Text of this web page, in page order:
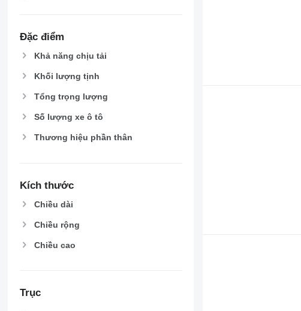
Đặc điểm
Khả năng chịu tải
Khối lượng tịnh
Tổng trọng lượng
Số lượng xe ô tô
Thương hiệu phần thân
Kích thước
Chiều dài
Chiều rộng
Chiều cao
Trục